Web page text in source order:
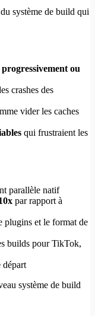
système de build qui
ou
crashes des
vider les caches
qui frustraient les
parallèle natif
par rapport à
plugins et le format de
builds pour TikTok,
départ
système de build